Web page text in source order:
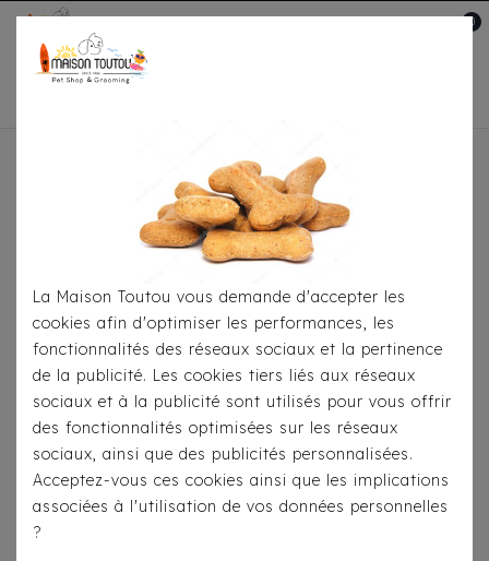
0
Pour Les Balades Colliers
Milk & Pepper - Stardust Noir
La Maison Toutou vous demande d'accepter les
cookies afin d'optimiser les performances, les
fonctionnalités des réseaux sociaux et la pertinence
de la publicité. Les cookies tiers liés aux réseaux
sociaux et à la publicité sont utilisés pour vous offrir
des fonctionnalités optimisées sur les réseaux
sociaux, ainsi que des publicités personnalisées.
Acceptez-vous ces cookies ainsi que les implications
associées à l'utilisation de vos données personnelles
?